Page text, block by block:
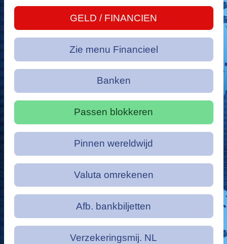
GELD / FINANCIEN
Zie menu Financieel
Banken
Passen blokkeren
Pinnen wereldwijd
Valuta omrekenen
Afb. bankbiljetten
Verzekeringsmij. NL